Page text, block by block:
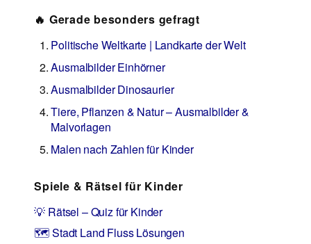
🔥 Gerade besonders gefragt
Politische Weltkarte | Landkarte der Welt
Ausmalbilder Einhörner
Ausmalbilder Dinosaurier
Tiere, Pflanzen & Natur – Ausmalbilder &
Malvorlagen
Malen nach Zahlen für Kinder
Spiele & Rätsel für Kinder
💡 Rätsel – Quiz für Kinder
🗺️ Stadt Land Fluss Lösungen